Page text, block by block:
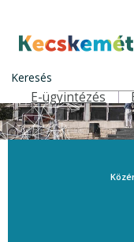
tartalomra
Kecskemét
Keresés
Felső navigáció
E-ügyintézés